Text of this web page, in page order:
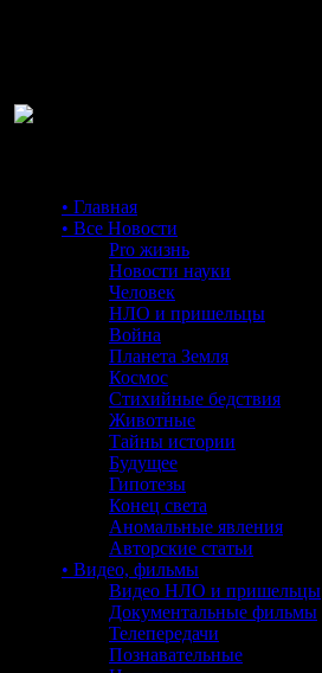
• Главная
• Все Новости
Pro жизнь
Новости науки
Человек
НЛО и пришельцы
Война
Планета Земля
Космос
Стихийные бедствия
Животные
Тайны истории
Будущее
Гипотезы
Конец света
Аномальные явления
Авторские статьи
• Видео, фильмы
Видео НЛО и пришельцы
Документальные фильмы
Телепередачи
Познавательные